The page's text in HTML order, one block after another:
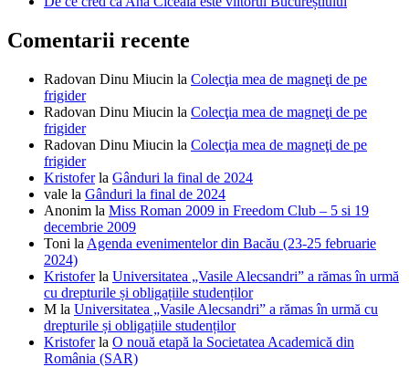
Comentarii recente
Radovan Dinu Miucin la Colecţia mea de magneţi de pe
frigider
Radovan Dinu Miucin la Colecţia mea de magneţi de pe
frigider
Radovan Dinu Miucin la Colecţia mea de magneţi de pe
frigider
Kristoferla Gânduri la final de 2024
vale la Gânduri la final de 2024
Anonim la Miss Roman 2009 in Freedom Club – 5 si 19
decembrie 2009
Toni la Agenda evenimentelor din Bacău (23-25 februarie
2024)
Kristoferla Universitatea „Vasile Alecsandri” a rămas în urmă
cu drepturile și obligațiile studenților
M la Universitatea „Vasile Alecsandri” a rămas în urmă cu
drepturile și obligațiile studenților
Kristoferla O nouă etapă la Societatea Academică din
România (SAR)